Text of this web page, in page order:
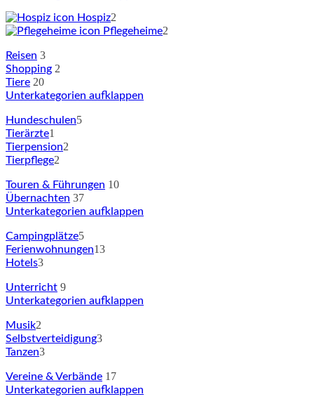
Hospiz2
Pflegeheime2
Reisen 3
Shopping 2
Tiere 20
Unterkategorien aufklappen
Hundeschulen5
Tierärzte1
Tierpension2
Tierpflege2
Touren & Führungen 10
Übernachten 37
Unterkategorien aufklappen
Campingplätze5
Ferienwohnungen13
Hotels3
Unterricht 9
Unterkategorien aufklappen
Musik2
Selbstverteidigung3
Tanzen3
Vereine & Verbände 17
Unterkategorien aufklappen